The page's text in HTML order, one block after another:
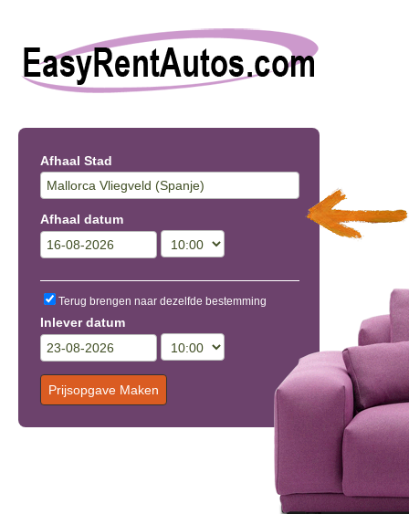
Afhaal Stad
Afhaal datum
Terug brengen naar dezelfde bestemming
Inlever datum